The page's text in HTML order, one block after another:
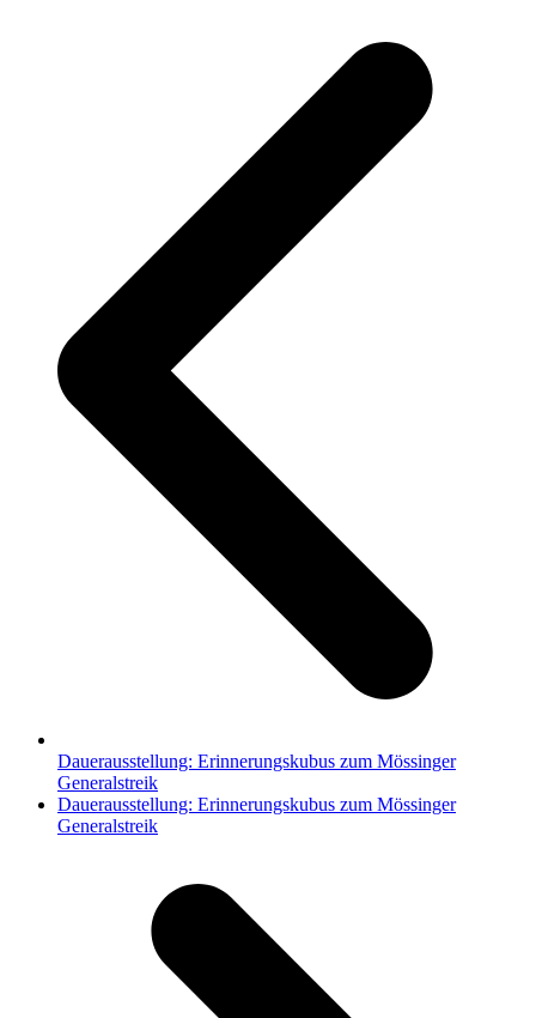
Dauerausstellung: Erinnerungskubus zum Mössinger
Generalstreik
Nächster
Beitrag:
Dauerausstellung: Erinnerungskubus zum Mössinger
Generalstreik